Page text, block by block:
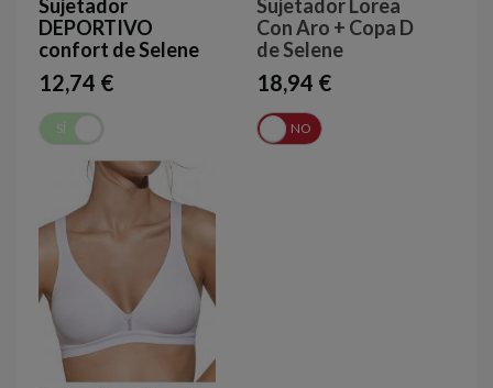
Sujetador
DEPORTIVO
confort de Selene
12,74 €
SÍ
Sujetador Lorea
Con Aro + Copa D
de Selene
18,94 €
NO